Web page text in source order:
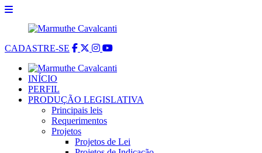
CADASTRE-SE
INÍCIO
PERFIL
PRODUÇÃO LEGISLATIVA
Principais leis
Requerimentos
Projetos
Projetos de Lei